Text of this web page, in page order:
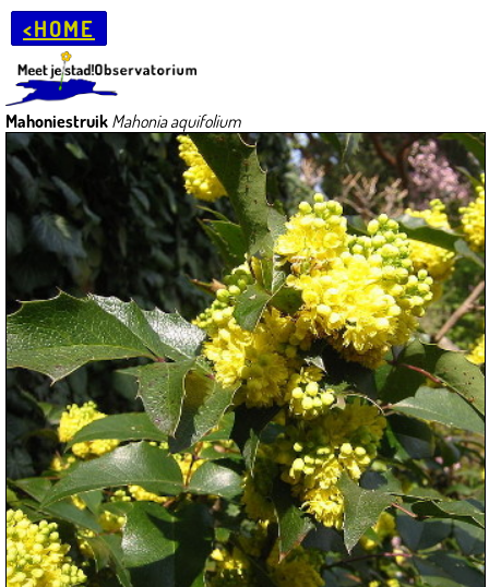
<HOME
Mahoniestruik Mahonia aquifolium